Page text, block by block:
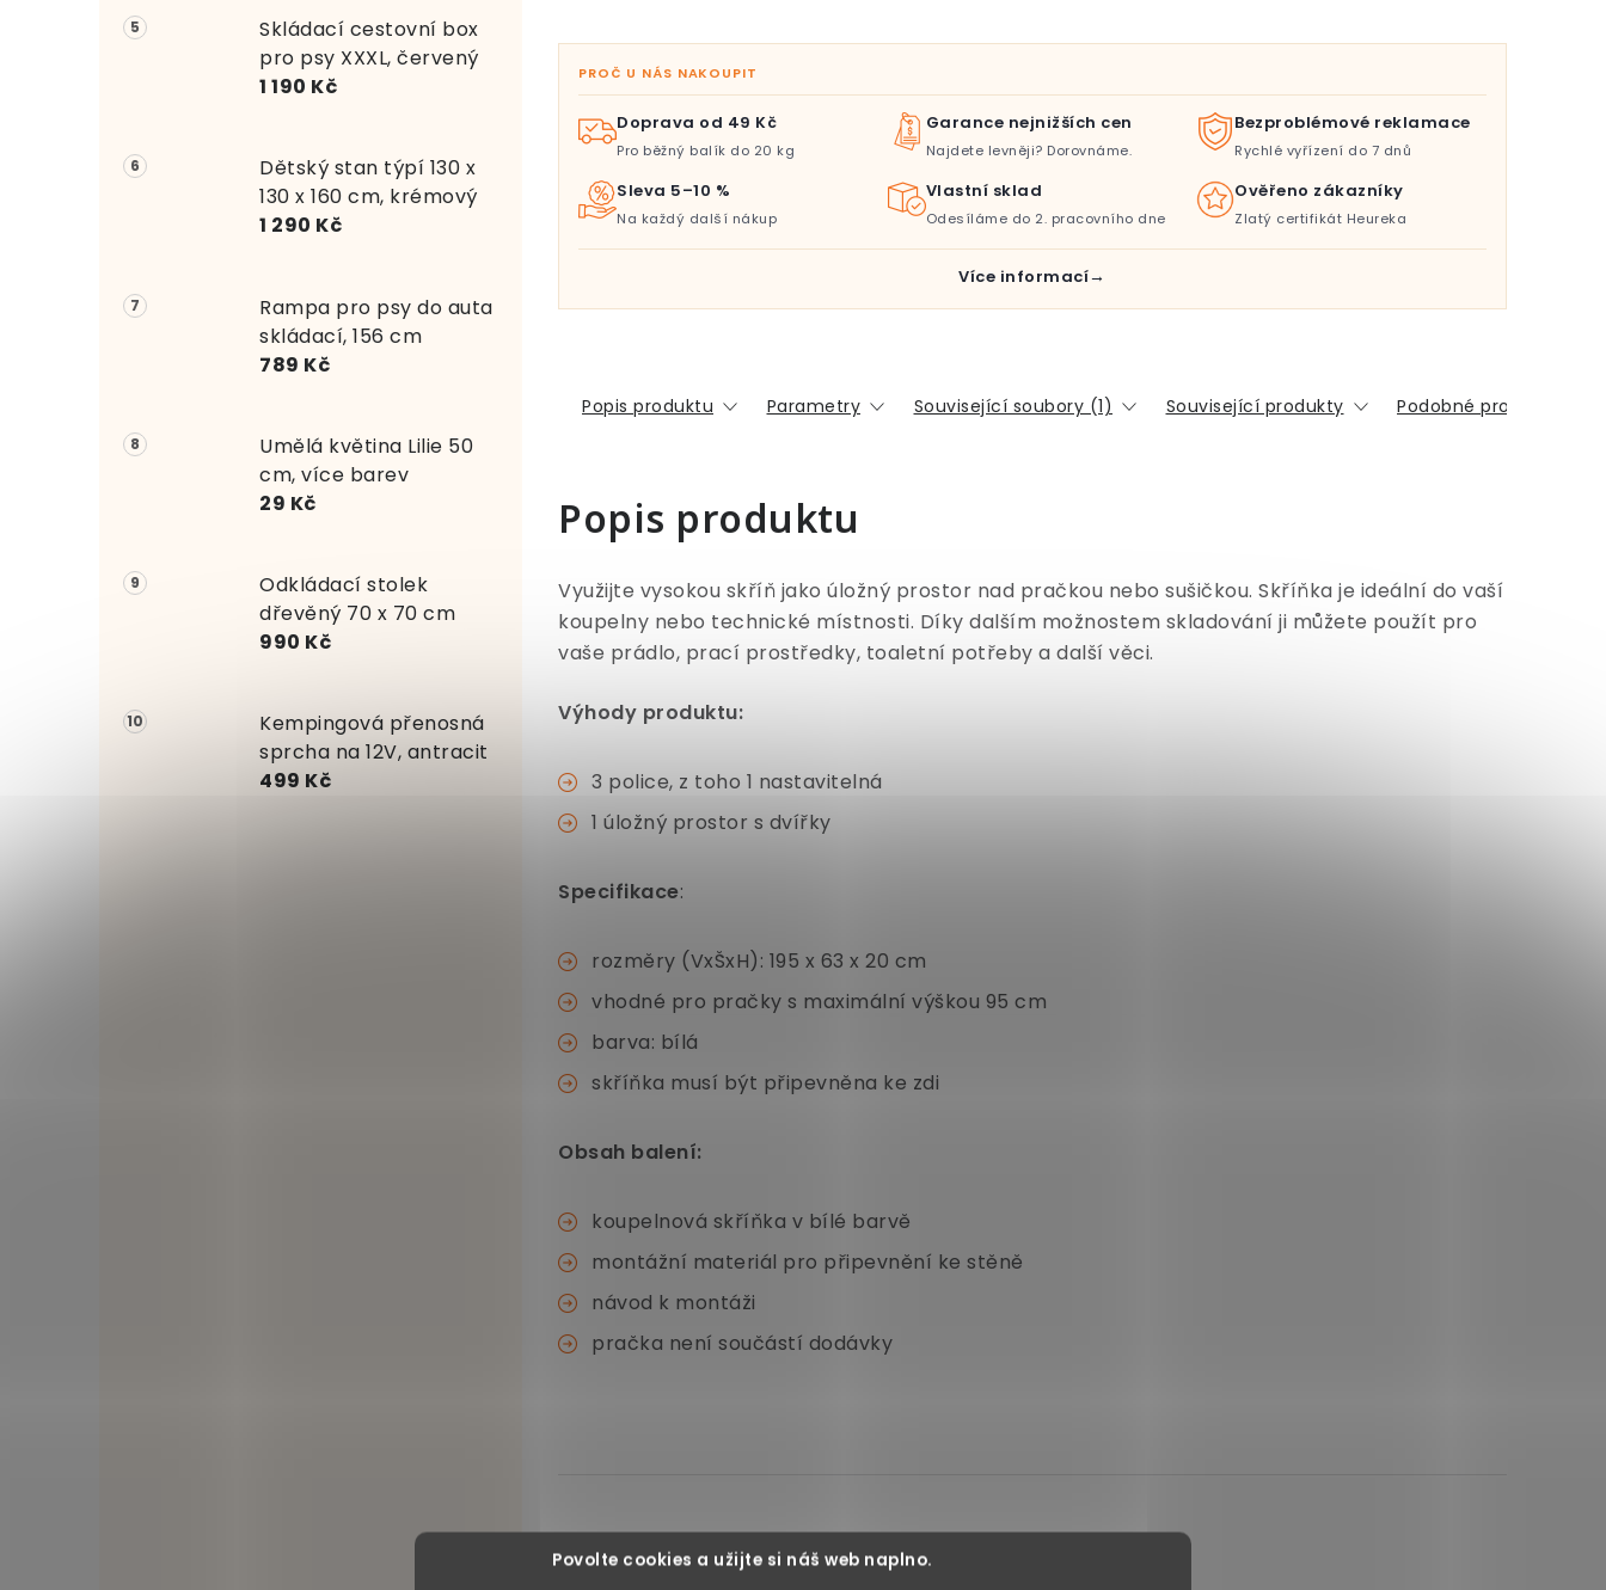
Povolte cookies a užijte si náš web naplno.
Skládací cestovní box
pro psy XXXL, červený
1 190 Kč
Dětský stan týpí 130 x
130 x 160 cm, krémový
1 290 Kč
Rampa pro psy do auta
skládací, 156 cm
789 Kč
Umělá květina Lilie 50
cm, více barev
29 Kč
Odkládací stolek
dřevěný 70 x 70 cm
990 Kč
Kempingová přenosná
sprcha na 12V, antracit
499 Kč
PROČ U NÁS NAKOUPIT
Doprava od 49 Kč
Pro běžný balík do 20 kg
Garance nejnižších cen
Najdete levněji? Dorovnáme.
Bezproblémové reklamace
Rychlé vyřízení do 7 dnů
Sleva 5–10 %
Na každý další nákup
Vlastní sklad
Odesíláme do 2. pracovního dne
Ověřeno zákazníky
Zlatý certifikát Heureka
Více informací
Popis produktu Parametry Související soubory (1) Související produkty Podobné produkty
Popis produktu
Využijte vysokou skříň jako úložný prostor nad pračkou nebo sušičkou. Skříňka je ideální do vaší
koupelny nebo technické místnosti. Díky dalším možnostem skladování ji můžete použít pro
vaše prádlo, prací prostředky, toaletní potřeby a další věci.
Výhody produktu:
3 police, z toho 1 nastavitelná
1 úložný prostor s dvířky
Specifikace:
rozměry (VxŠxH): 195 x 63 x 20 cm
vhodné pro pračky s maximální výškou 95 cm
barva: bílá
skříňka musí být připevněna ke zdi
Obsah balení:
koupelnová skříňka v bílé barvě
montážní materiál pro připevnění ke stěně
návod k montáži
pračka není součástí dodávky